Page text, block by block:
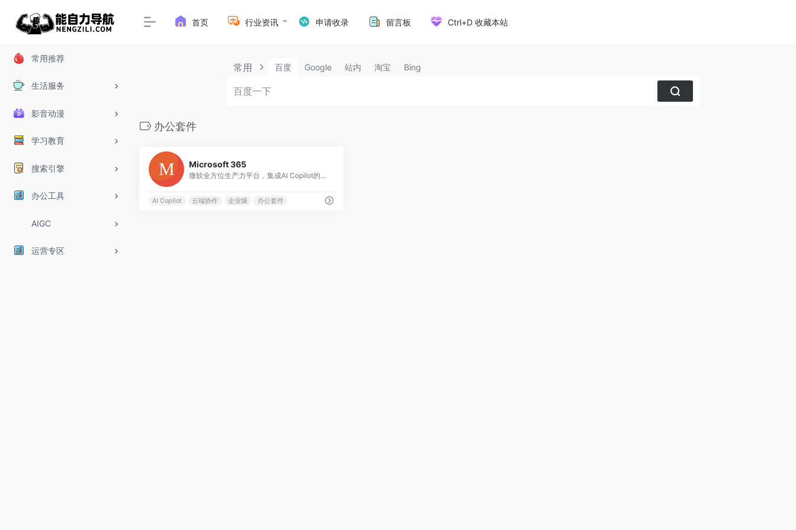
常用推荐
生活服务
影音动漫
学习教育
搜索引擎
办公工具
AIGC
运营专区
首页 行业资讯 申请收录 留言板 Ctrl+D 收藏本站
常用 百度 Google 站内 淘宝 Bing
办公套件
Microsoft 365
微软全方位生产力平台，集成AI Copilot的办公协作套件
AI Copilot 云端协作 企业级 办公套件